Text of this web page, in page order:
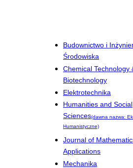
Budownictwo i
Środowiska
Chemical Technology
Biotechnology
Elektrotechnika
Humanities and Social
Sciences(dawna nazwa:
Humanistyczne)
Journal of
Applications
Mechanika